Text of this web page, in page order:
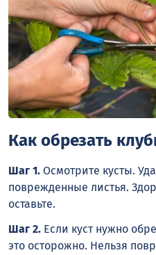
Как обрезать
Шаг 1. Осмотрите кусты.
поврежденные листья.
оставьте.
Шаг 2. Если куст нужно
это осторожно. Нельзя